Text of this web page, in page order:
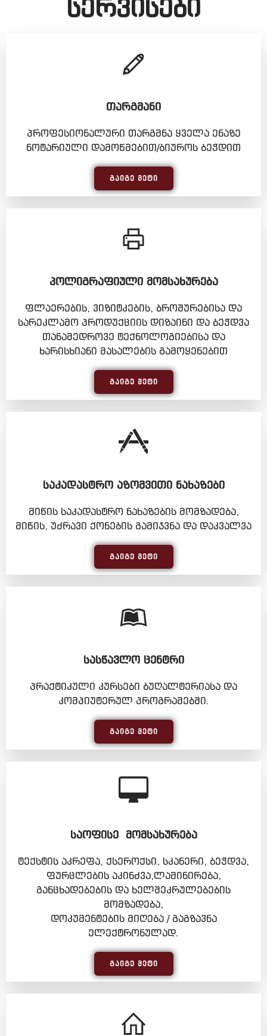
სერვისები
ᲗᲐᲠᲒᲛᲐᲜᲘ
პროფესიონალური თარგმნა ყველა ენაზე
ნოტარიული დამოწმებით/ბიუროს ბეჭდით
ᲒᲐᲘᲒᲔ ᲛᲔᲢᲘ
ᲞᲝᲚᲘᲒᲠᲐᲤᲘᲣᲚᲘ ᲛᲝᲛᲡᲐᲮᲣᲠᲔᲑᲐ
ფლაერების, ვიზიტკების, ბროშურებისა და
სარეკლამო პროდუქციის დიზაინი და ბეჭდვა
თანამედროვე ტექნოლოგიებისა და
ხარისხიანი მასალების გამოყენებით
ᲒᲐᲘᲒᲔ ᲛᲔᲢᲘ
ᲡᲐᲙᲐᲓᲐᲡᲢᲠᲝ ᲐᲖᲝᲛᲕᲘᲗᲘ ᲜᲐᲮᲐᲖᲔᲑᲘ
მიწის საკადასტრო ნახაზების მომზადება,
მიწის, უძრავი ქონების გამიჯვნა და დაკვალვა
ᲒᲐᲘᲒᲔ ᲛᲔᲢᲘ
ᲡᲐᲡᲬᲐᲕᲚᲝ ᲪᲔᲜᲢᲠᲘ
პრაქტიკული კურსები ბუღალტერიასა და
კომპიუტერულ პროგრამებში.
ᲒᲐᲘᲒᲔ ᲛᲔᲢᲘ
ᲡᲐᲝᲤᲘᲡᲔ ᲛᲝᲛᲡᲐᲮᲣᲠᲔᲑᲐ
ტექსტის აკრეფა, ქსეროქსი, სკანერი, ბეჭდვა,
ფურცლების აკინძვა,ლამინირება,
განცხადებების და ხელშეკრულებების
მომზადება,
დოკუმენტების მიღება / გაგზავნა
ელექტრონულად.
ᲒᲐᲘᲒᲔ ᲛᲔᲢᲘ